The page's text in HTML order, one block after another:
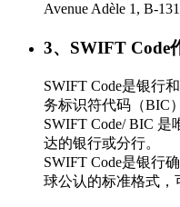
Avenue Adèle 1, B-
3、SWIFT Code
SWIFT Code是银行
务标识符代码（BIC
SWIFT Code/ BIC
达的银行或分行。
SWIFT Code是银行
球公认的标准格式，